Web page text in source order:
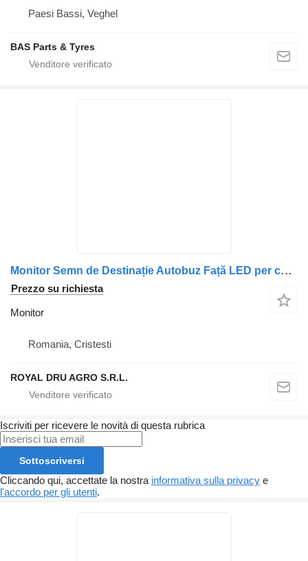
Paesi Bassi, Veghel
BAS Parts & Tyres
Monitor Semn de Destinație Autobuz Față LED per camion Volvo LED191601-702
Prezzo su richiesta
Monitor
Romania, Cristesti
ROYAL DRU AGRO S.R.L.
Iscriviti per ricevere le novità di questa rubrica
Sottoscriversi
Cliccando qui, accettate la nostra informativa sulla privacy e
l'accordo per gli utenti.